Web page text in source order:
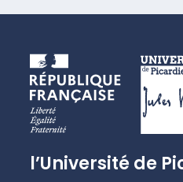
l’Université de